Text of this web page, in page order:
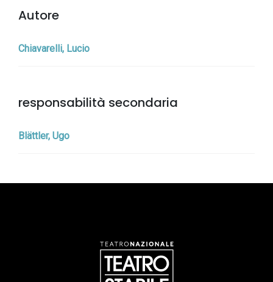
Autore
Chiavarelli, Lucio
responsabilità secondaria
Blättler, Ugo